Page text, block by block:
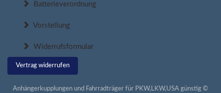
Batterieverordnung
Vorstellung
Widerrufsformular
Vertrag widerrufen
Anhängerkupplungen und Fahrradträger für PKW,LKW,USA günstig ©